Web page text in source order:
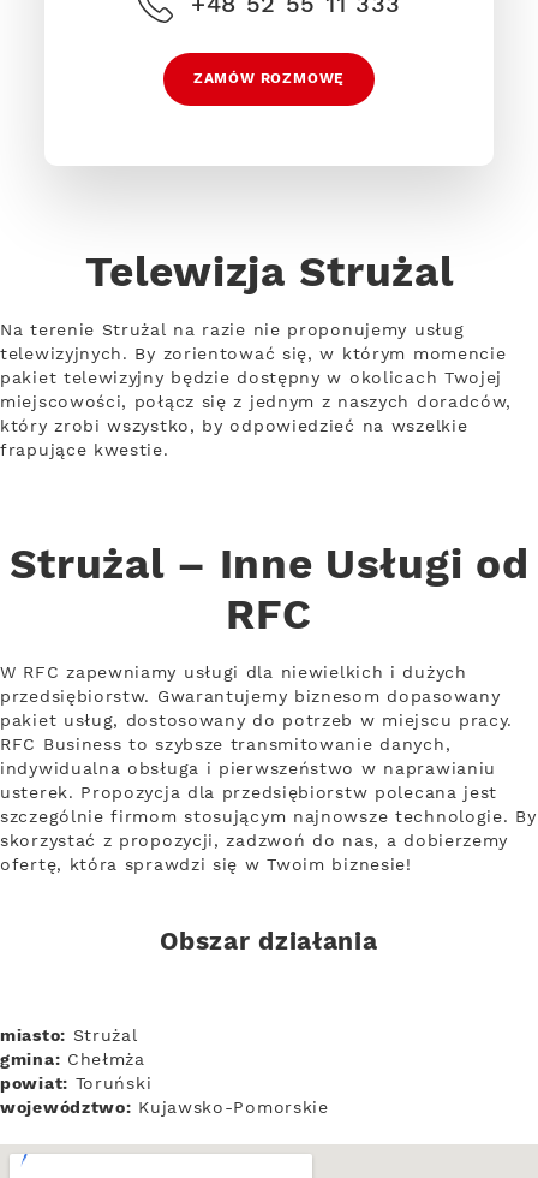
ZAMÓW ROZMOWĘ
Telewizja Strużal
Na terenie Strużal na razie nie proponujemy usług
telewizyjnych. By zorientować się, w którym momencie
pakiet telewizyjny będzie dostępny w okolicach Twojej
miejscowości, połącz się z jednym z naszych doradców,
który zrobi wszystko, by odpowiedzieć na wszelkie
frapujące kwestie.
Strużal – Inne Usługi od
RFC
W RFC zapewniamy usługi dla niewielkich i dużych
przedsiębiorstw. Gwarantujemy biznesom dopasowany
pakiet usług, dostosowany do potrzeb w miejscu pracy.
RFC Business to szybsze transmitowanie danych,
indywidualna obsługa i pierwszeństwo w naprawianiu
usterek. Propozycja dla przedsiębiorstw polecana jest
szczególnie firmom stosującym najnowsze technologie. By
skorzystać z propozycji, zadzwoń do nas, a dobierzemy
ofertę, która sprawdzi się w Twoim biznesie!
Obszar działania
miasto: Strużal
gmina: Chełmża
powiat: Toruński
województwo: Kujawsko-Pomorskie